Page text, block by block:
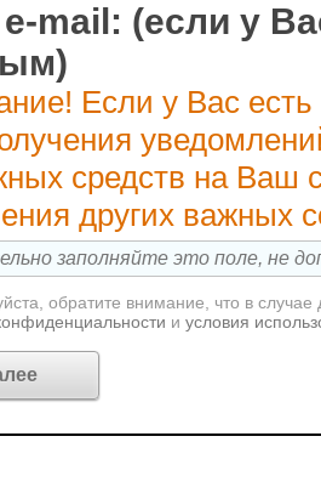
mail: (если у
Если у Вас
средств на Ваш
других важных
обратите внимание, что в
и условия